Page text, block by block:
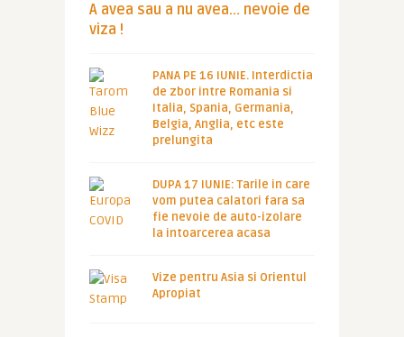
A avea sau a nu avea… nevoie de
viza !
PANA PE 16 IUNIE. Interdictia
de zbor intre Romania si
Italia, Spania, Germania,
Belgia, Anglia, etc este
prelungita
DUPA 17 IUNIE: Tarile in care
vom putea calatori fara sa
fie nevoie de auto-izolare
la intoarcerea acasa
Vize pentru Asia si Orientul
Apropiat